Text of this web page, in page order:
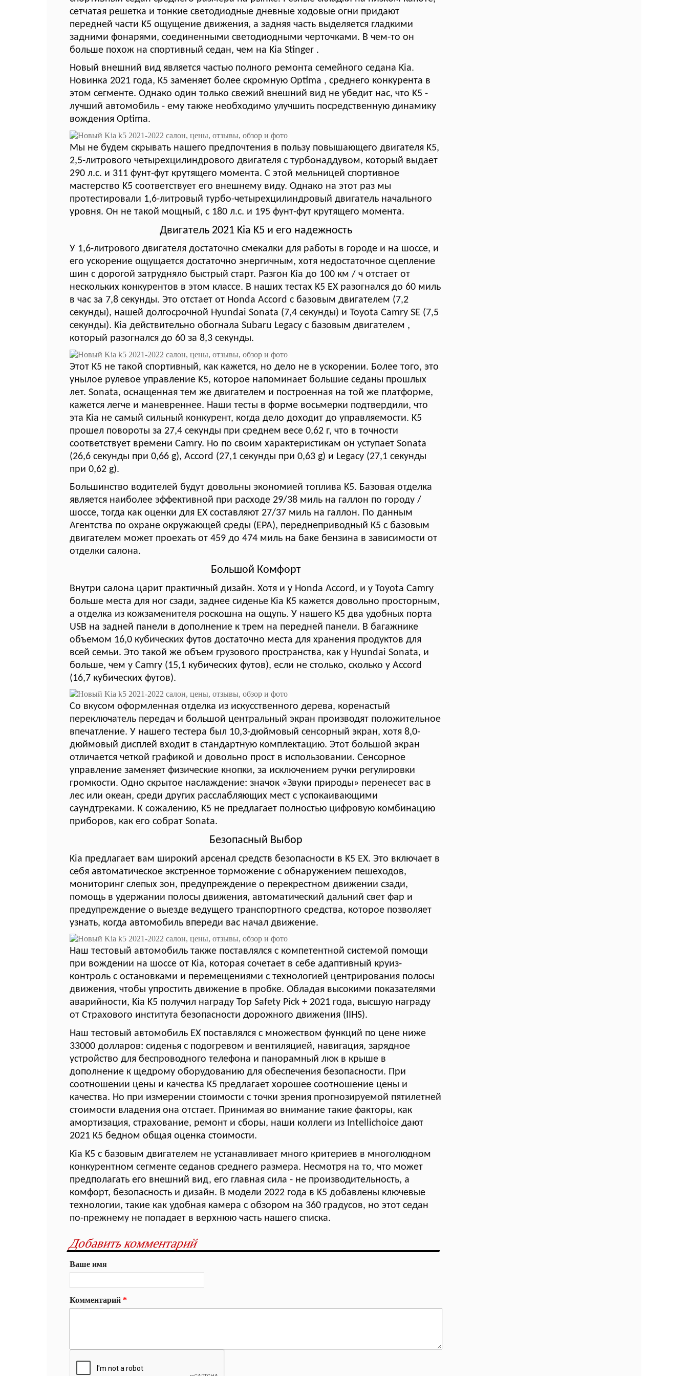
сетчатая решетка и тонкие светодиодные дневные ходовые огни придают
передней части K5 ощущение движения, а задняя часть выделяется гладкими
задними фонарями, соединенными светодиодными черточками. В чем-то он
больше похож на спортивный седан, чем на Kia Stinger .
Новый внешний вид является частью полного ремонта семейного седана Kia.
Новинка 2021 года, K5 заменяет более скромную Optima , среднего конкурента в
этом сегменте. Однако один только свежий внешний вид не убедит нас, что K5 -
лучший автомобиль - ему также необходимо улучшить посредственную динамику
вождения Optima.
Мы не будем скрывать нашего предпочтения в пользу повышающего двигателя K5,
2,5-литрового четырехцилиндрового двигателя с турбонаддувом, который выдает
290 л.с. и 311 фунт-фут крутящего момента. С этой мельницей спортивное
мастерство K5 соответствует его внешнему виду. Однако на этот раз мы
протестировали 1,6-литровый турбо-четырехцилиндровый двигатель начального
уровня. Он не такой мощный, с 180 л.с. и 195 фунт-фут крутящего момента.
Двигатель 2021 Kia K5 и его надежность
У 1,6-литрового двигателя достаточно смекалки для работы в городе и на шоссе, и
его ускорение ощущается достаточно энергичным, хотя недостаточное сцепление
шин с дорогой затрудняло быстрый старт. Разгон Kia до 100 км / ч отстает от
нескольких конкурентов в этом классе. В наших тестах K5 EX разогнался до 60 миль
в час за 7,8 секунды. Это отстает от Honda Accord с базовым двигателем (7,2
секунды), нашей долгосрочной Hyundai Sonata (7,4 секунды) и Toyota Camry SE (7,5
секунды). Kia действительно обогнала Subaru Legacy с базовым двигателем ,
который разогнался до 60 за 8,3 секунды.
Этот K5 не такой спортивный, как кажется, но дело не в ускорении. Более того, это
унылое рулевое управление K5, которое напоминает большие седаны прошлых
лет. Sonata, оснащенная тем же двигателем и построенная на той же платформе,
кажется легче и маневреннее. Наши тесты в форме восьмерки подтвердили, что
эта Kia не самый сильный конкурент, когда дело доходит до управляемости. K5
прошел повороты за 27,4 секунды при среднем весе 0,62 г, что в точности
соответствует времени Camry. Но по своим характеристикам он уступает Sonata
(26,6 секунды при 0,66 g), Accord (27,1 секунды при 0,63 g) и Legacy (27,1 секунды
при 0,62 g).
Большинство водителей будут довольны экономией топлива K5. Базовая отделка
является наиболее эффективной при расходе 29/38 миль на галлон по городу /
шоссе, тогда как оценки для EX составляют 27/37 миль на галлон. По данным
Агентства по охране окружающей среды (EPA), переднеприводный K5 с базовым
двигателем может проехать от 459 до 474 миль на баке бензина в зависимости от
отделки салона.
Большой Комфорт
Внутри салона царит практичный дизайн. Хотя и у Honda Accord, и у Toyota Camry
больше места для ног сзади, заднее сиденье Kia K5 кажется довольно просторным,
а отделка из кожзаменителя роскошна на ощупь. У нашего K5 два удобных порта
USB на задней панели в дополнение к трем на передней панели. В багажнике
объемом 16,0 кубических футов достаточно места для хранения продуктов для
всей семьи. Это такой же объем грузового пространства, как у Hyundai Sonata, и
больше, чем у Camry (15,1 кубических футов), если не столько, сколько у Accord
(16,7 кубических футов).
Со вкусом оформленная отделка из искусственного дерева, коренастый
переключатель передач и большой центральный экран производят положительное
впечатление. У нашего тестера был 10,3-дюймовый сенсорный экран, хотя 8,0-
дюймовый дисплей входит в стандартную комплектацию. Этот большой экран
отличается четкой графикой и довольно прост в использовании. Сенсорное
управление заменяет физические кнопки, за исключением ручки регулировки
громкости. Одно скрытое наслаждение: значок «Звуки природы» перенесет вас в
лес или океан, среди других расслабляющих мест с успокаивающими
саундтреками. К сожалению, K5 не предлагает полностью цифровую комбинацию
приборов, как его собрат Sonata.
Безопасный Выбор
Kia предлагает вам широкий арсенал средств безопасности в K5 EX. Это включает в
себя автоматическое экстренное торможение с обнаружением пешеходов,
мониторинг слепых зон, предупреждение о перекрестном движении сзади,
помощь в удержании полосы движения, автоматический дальний свет фар и
предупреждение о выезде ведущего транспортного средства, которое позволяет
узнать, когда автомобиль впереди вас начал движение.
Наш тестовый автомобиль также поставлялся с компетентной системой помощи
при вождении на шоссе от Kia, которая сочетает в себе адаптивный круиз-
контроль с остановками и перемещениями с технологией центрирования полосы
движения, чтобы упростить движение в пробке. Обладая высокими показателями
аварийности, Kia K5 получил награду Top Safety Pick + 2021 года, высшую награду
от Страхового института безопасности дорожного движения (IIHS).
Наш тестовый автомобиль EX поставлялся с множеством функций по цене ниже
33000 долларов: сиденья с подогревом и вентиляцией, навигация, зарядное
устройство для беспроводного телефона и панорамный люк в крыше в
дополнение к щедрому оборудованию для обеспечения безопасности. При
соотношении цены и качества K5 предлагает хорошее соотношение цены и
качества. Но при измерении стоимости с точки зрения прогнозируемой пятилетней
стоимости владения она отстает. Принимая во внимание такие факторы, как
амортизация, страхование, ремонт и сборы, наши коллеги из Intellichoice дают
2021 K5 бедном общая оценка стоимости.
Kia K5 с базовым двигателем не устанавливает много критериев в многолюдном
конкурентном сегменте седанов среднего размера. Несмотря на то, что может
предполагать его внешний вид, его главная сила - не производительность, а
комфорт, безопасность и дизайн. В модели 2022 года в K5 добавлены ключевые
технологии, такие как удобная камера с обзором на 360 градусов, но этот седан
по-прежнему не попадает в верхнюю часть нашего списка.
Добавить комментарий
Ваше имя
Комментарий*